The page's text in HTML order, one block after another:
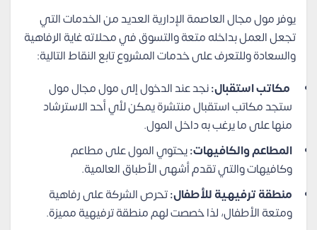
يوفر مول مجال العاصمة الإدارية العديد من الخدمات التي
تجعل العمل بداخله متعة والتسوق في محلاته غاية الرفاهية
والسعادة وللتعرف على خدمات المشروع تابع النقاط التالية:
مكاتب استقبال:نجد عند الدخول إلى مول مجال مول
ستجد مكاتب استقبال منتشرة يمكن لأي أحد الاسترشاد
منها على ما يرغب به داخل المول.
المطاعم والكافيهات:يحتوي المول على مطاعم
وكافيهات والتي تقدم أشهى الأطباق العالمية.
منطقة ترفيهية للأطفال:تحرص الشركة على رفاهية
ومتعة الأطفال، لذا خصصت لهم منطقة ترفيهية مميزة.